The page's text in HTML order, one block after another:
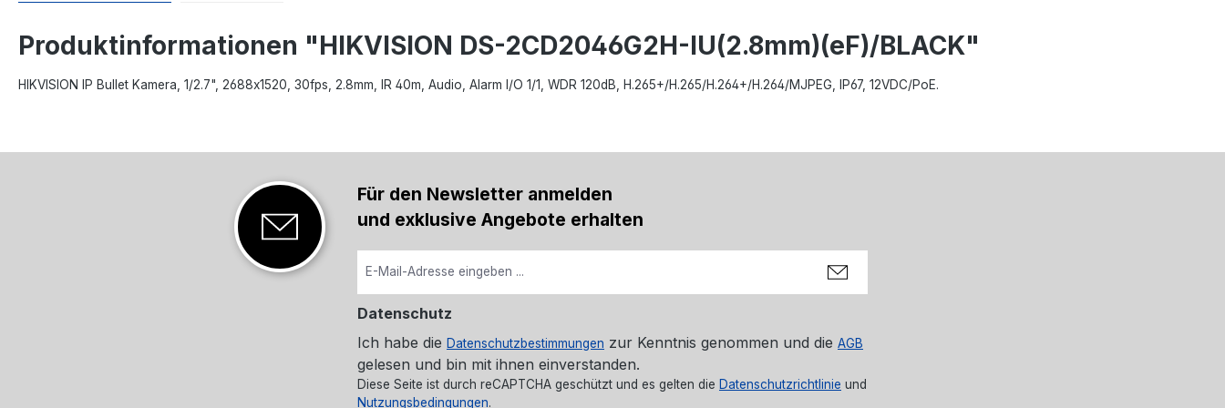
Produktinformationen "HIKVISION DS-2CD2046G2H-IU(2.8mm)(eF)/BLACK"
HIKVISION IP Bullet Kamera, 1/2.7", 2688x1520, 30fps, 2.8mm, IR 40m, Audio, Alarm I/O 1/1, WDR 120dB, H.265+/H.265/H.264+/H.264/MJPEG, IP67, 12VDC/PoE.
Für den Newsletter anmelden
und exklusive Angebote erhalten
Datenschutz
Ich habe die Datenschutzbestimmungen zur Kenntnis genommen und die AGB
gelesen und bin mit ihnen einverstanden.
Diese Seite ist durch reCAPTCHA geschützt und es gelten die Datenschutzrichtlinie und
Nutzungsbedingungen.